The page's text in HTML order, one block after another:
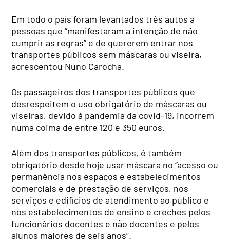
Em todo o país foram levantados três autos a
pessoas que “manifestaram a intenção de não
cumprir as regras” e de quererem entrar nos
transportes públicos sem máscaras ou viseira,
acrescentou Nuno Carocha.
Os passageiros dos transportes públicos que
desrespeitem o uso obrigatório de máscaras ou
viseiras, devido à pandemia da covid-19, incorrem
numa coima de entre 120 e 350 euros.
Além dos transportes públicos, é também
obrigatório desde hoje usar máscara no “acesso ou
permanência nos espaços e estabelecimentos
comerciais e de prestação de serviços, nos
serviços e edifícios de atendimento ao público e
nos estabelecimentos de ensino e creches pelos
funcionários docentes e não docentes e pelos
alunos maiores de seis anos”.